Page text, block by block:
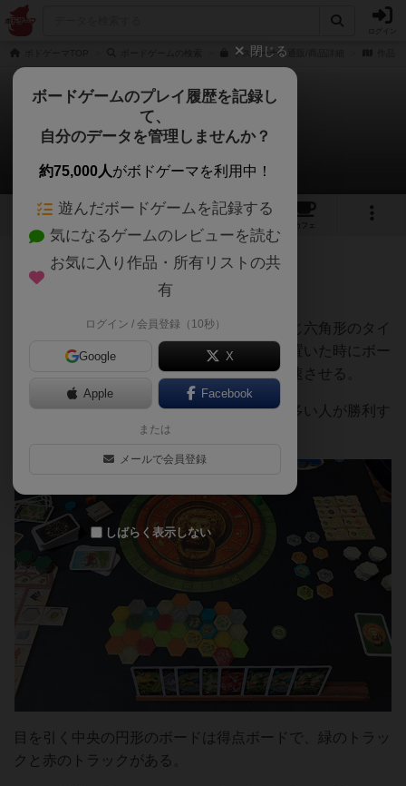
トスカーナの通販/商品詳細
トスカーナ
みなりんさんのレビュー
10 5
カフェ
364名 1名 約5年前
カラフルな地域ボードの上に、その色と同じ六角形のタイ
ルを並べ、領土を拡大していく。タイルを置いた時にボー
ナスがあり、ボーナスを活用して配置を加速させる。
３ラウンドに渡って行われ、勝利点の一番多い人が勝利す
目を引く中央の円形のボードは得点ボードで、緑のトラッ
クと赤のトラックがある。
閉じる
ボードゲームのプレイ履歴を記録し
て、
自分のデータを管理しませんか？
約75,000人がボドゲーマを利用中！
遊んだボードゲームを記録する
気になるゲームのレビューを読む
お気に入り作品・所有リストの共
有
ログイン / 会員登録（10秒）
Google X
Apple Facebook
または
メールで会員登録
しばらく表示しない